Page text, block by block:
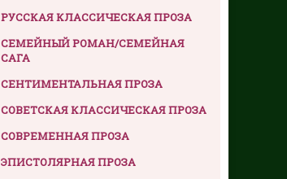
РУССКАЯ КЛАССИЧЕСКАЯ ПРОЗА
СЕМЕЙНЫЙ РОМАН/СЕМЕЙНАЯ
САГА
СЕНТИМЕНТАЛЬНАЯ ПРОЗА
СОВЕТСКАЯ КЛАССИЧЕСКАЯ ПРОЗА
СОВРЕМЕННАЯ ПРОЗА
ЭПИСТОЛЯРНАЯ ПРОЗА